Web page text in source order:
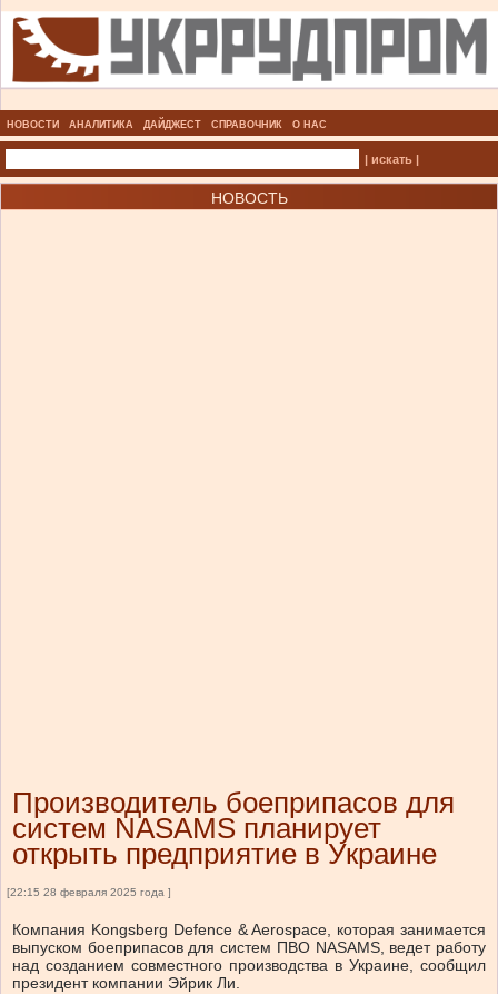
НОВОСТИ АНАЛИТИКА ДАЙДЖЕСТ СПРАВОЧНИК О НАС
| искать |
НОВОСТЬ
Производитель боеприпасов для
систем NASAMS планирует
открыть предприятие в Украине
[22:15 28 февраля 2025 года ]
Компания Kongsberg Defence & Aerospace, которая занимается
выпуском боеприпасов для систем ПВО NASAMS, ведет работу
над созданием совместного производства в Украине, сообщил
президент компании Эйрик Ли.